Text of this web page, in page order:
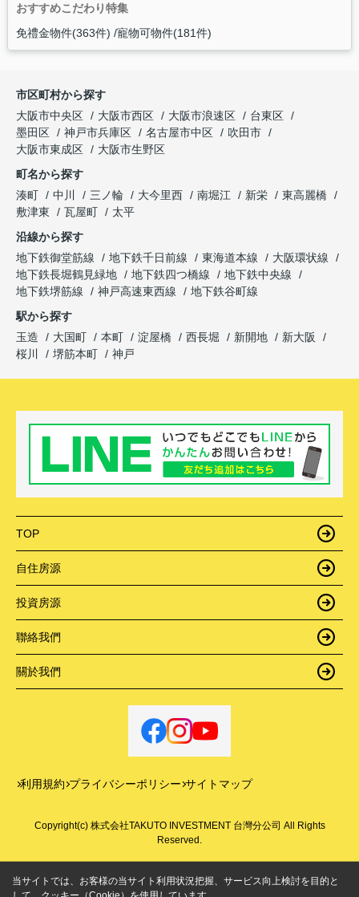
おすすめこだわり特集
免禮金物件(363件) 寵物可物件(181件)
市区町村から探す
大阪市中央区
大阪市西区 大阪市浪速区
台東区
墨田区
神戸市兵庫区 名古屋市中区
吹田市
大阪市東成区
大阪市生野区
町名から探す
湊町
中川 三ノ輪 大今里西 南堀江 新栄
東高麗橋
敷津東
瓦屋町
太平
沿線から探す
地下鉄御堂筋線
地下鉄千日前線 東海道本線
大阪環状線
地下鉄長堀鶴見緑地
地下鉄四つ橋線
地下鉄中央線
地下鉄堺筋線
神戸高速東西線
地下鉄谷町線
駅から探す
玉造
大国町 本町 淀屋橋 西長堀 新開地
新大阪
桜川
堺筋本町 神戸
TOP
自住房源
投資房源
聯絡我們
關於我們
利用規約 プライバシーポリシー サイトマップ
Copyright(c) 株式会社TAKUTO INVESTMENT 台灣分公司 All Rights
Reserved.
当サイトでは、お客様の当サイト利用状況把握、サービス向上検討を目的と